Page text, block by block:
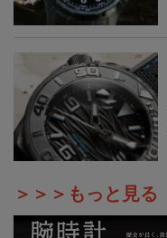
＞＞＞もっと見る